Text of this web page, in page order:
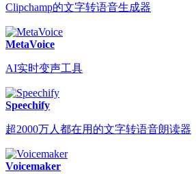
Clipchamp的文字转语音生成器
MetaVoice
AI实时变声工具
Speechify
超2000万人都在用的文字转语音朗读器
Voicemaker